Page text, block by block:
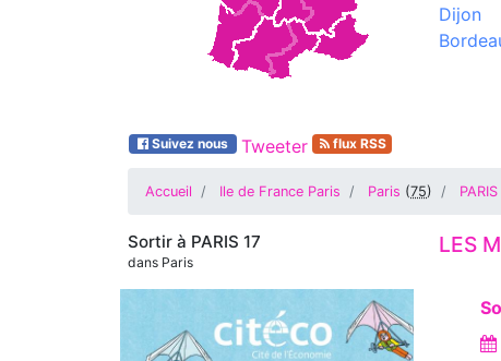
Dijon
Suivez nous Tweeter flux RSS
Accueil Ile de France Paris Paris (75)
Sortir à PARIS 17
dans Paris
LES